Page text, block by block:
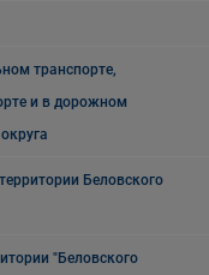
транспорте,
и в дорожном
Беловского
"Беловского